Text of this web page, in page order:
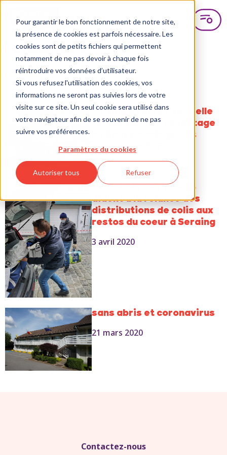
Pour garantir le bon fonctionnement de notre site,
la présence de cookies est parfois nécessaire. Les
cookies sont de petits fichiers qui permettent
notamment de ne pas devoir à chaque fois
réintroduire vos données d’utilisateur.
Si vous refusez l'utilisation des cookies, vos
informations ne seront pas suivies lors de votre
visite sur ce site. Un seul cookie sera utilisé dans
votre navigateur afin de se souvenir de ne pas
suivre vos préférences.
Paramètres du cookies
Autoriser tous Refuser
Actualités
La Ville de Liège va-t-elle
réquisitionner davantage
de lieux pour loger les
personnes SDF ?
22 novembre 2020
Des bénévoles du PTB
aident à la relance des
distributions de colis aux
restos du coeur à Seraing
3 avril 2020
sans abris et coronavirus
21 mars 2020
Contactez-nous